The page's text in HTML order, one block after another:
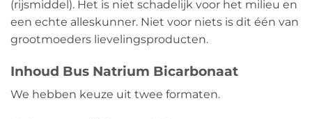
(rijsmiddel). Het is niet schadelijk voor het milieu en
een echte alleskunner. Niet voor niets is dit één van
grootmoeders lievelingsproducten.
Inhoud Bus Natrium Bicarbonaat
We hebben keuze uit twee formaten.